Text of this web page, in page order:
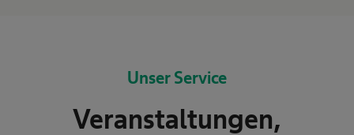
Unser Service
Veranstaltungen,